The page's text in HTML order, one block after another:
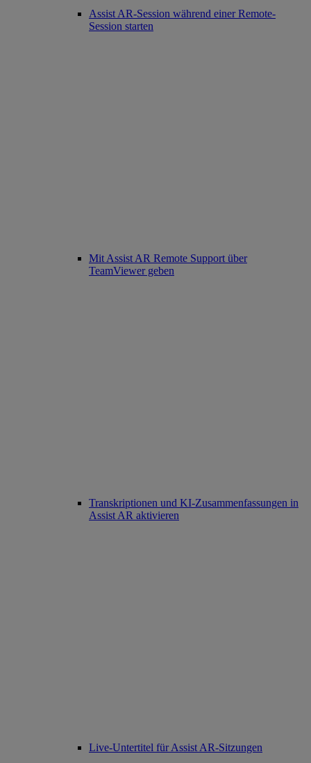
Assist AR-Session während einer Remote-
Session starten
Mit Assist AR Remote Support über
TeamViewer geben
Transkriptionen und KI-Zusammenfassungen in
Assist AR aktivieren
Live-Untertitel für Assist AR-Sitzungen